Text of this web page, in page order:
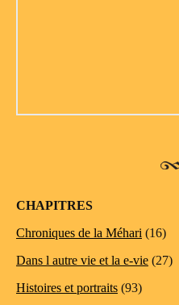
CHAPITRES
Chroniques de la Méhari (16)
Dans l autre vie et la e-vie (27)
Histoires et portraits (93)